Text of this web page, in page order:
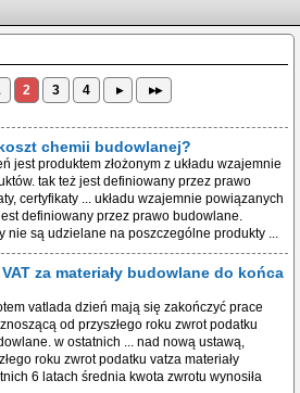
2 3 4 ▸ ▸▸
chemii budowlanej?
jest produktem złożonym z układu wzajemnie
tak też jest definiowany przez prawo
certyfikaty ... układu wzajemnie powiązanych
definiowany przez prawo budowlane.
nie są udzielane na poszczególne produkty ...
za materiały budowlane do końca
vatlada dzień mają się zakończyć prace
od przyszłego roku zwrot podatku
w ostatnich ... nad nową ustawą,
roku zwrot podatku vatza materiały
6 latach średnia kwota zwrotu wynosiła